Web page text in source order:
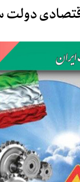
دولت